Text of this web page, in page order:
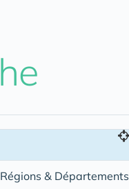
Régions & Départements